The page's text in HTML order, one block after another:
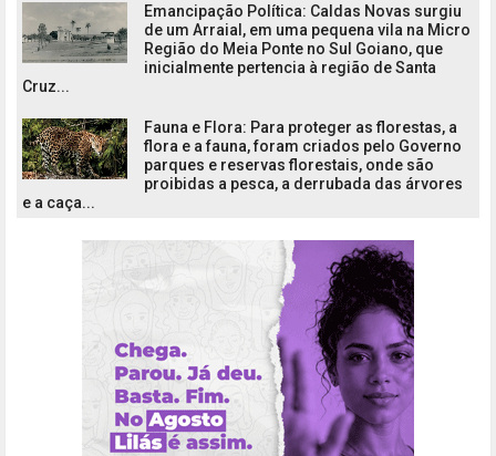
Emancipação Política: Caldas Novas surgiu
de um Arraial, em uma pequena vila na Micro
Região do Meia Ponte no Sul Goiano, que
inicialmente pertencia à região de Santa
Cruz...
Fauna e Flora: Para proteger as florestas, a
flora e a fauna, foram criados pelo Governo
parques e reservas florestais, onde são
proibidas a pesca, a derrubada das árvores
e a caça...